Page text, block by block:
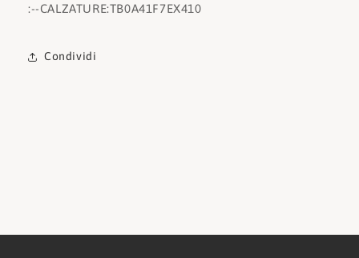
:--CALZATURE:TB0A41F7EX410
Condividi